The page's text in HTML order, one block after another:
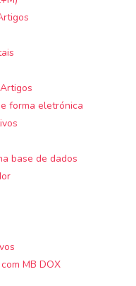
forma eletrónica
base de dados
MB DOX